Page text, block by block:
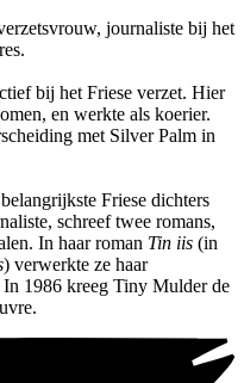
journaliste bij het
bij het Friese verzet. Hier
en werkte als koerier.
met Silver Palm in
Friese dichters
schreef twee romans,
In haar roman Tin iis (in
) verwerkte ze haar
1986 kreeg Tiny Mulder de